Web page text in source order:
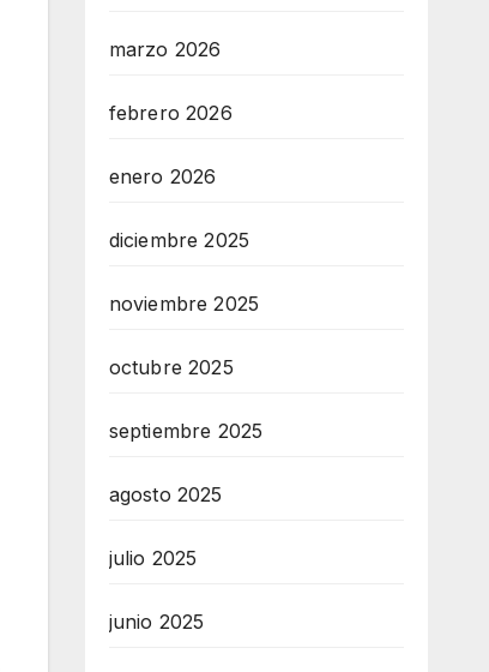
marzo 2026
febrero 2026
enero 2026
diciembre 2025
noviembre 2025
octubre 2025
septiembre 2025
agosto 2025
julio 2025
junio 2025